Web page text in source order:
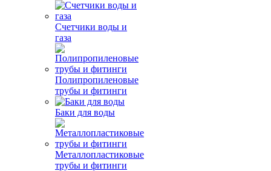
Счетчики воды и
газа
Полипропиленовые
трубы и фитинги
Баки для воды
Металлопластиковые
трубы и фитинги